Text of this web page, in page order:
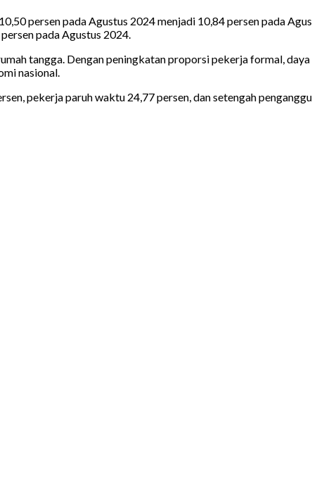
persen pada Agustus 2024 menjadi 10,84 persen pada
pada Agustus 2024.
tangga. Dengan peningkatan proporsi pekerja formal,
nasional.
pekerja paruh waktu 24,77 persen, dan setengah